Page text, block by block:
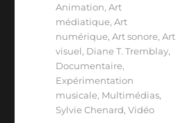
Étiquettes
Animation,Art
médiatique,Art
numérique,Art sonore,Art
visuel, Diane T. Tremblay,
Documentaire,
Expérimentation
musicale, Multimédias,
Sylvie Chenard,Vidéo